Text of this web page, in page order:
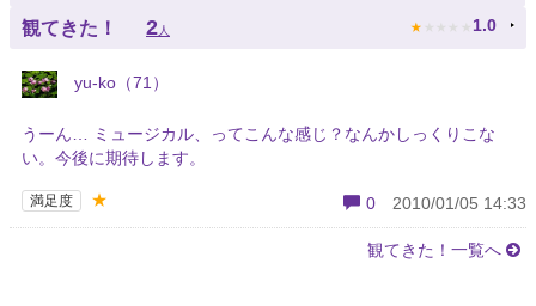
観てきた！ 2人 ★ ★ ★ ★ ★ 1.0
yu-ko（71）
うーん… ミュージカル、ってこんな感じ？なんかしっくりこな
い。今後に期待します。
満足度 ★ 0 2010/01/05 14:33
観てきた！一覧へ